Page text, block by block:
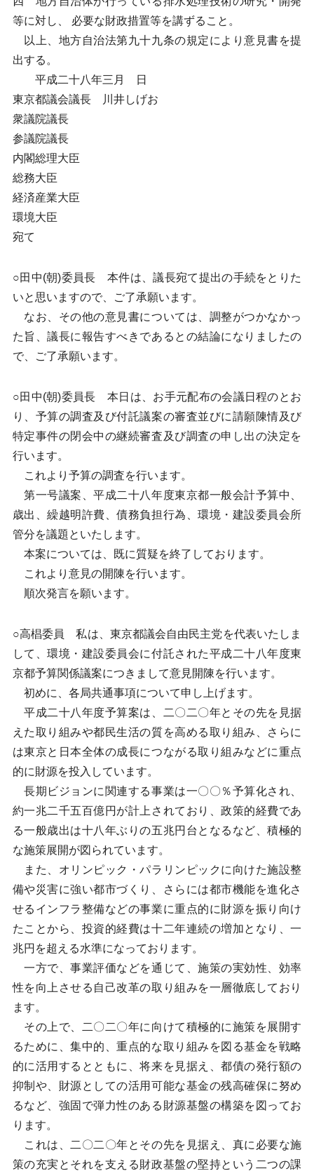
等に対し、 必要な財政措置等を講ずること。
以上、地方自治法第九十九条の規定により意見書を提
出する。
平成二十八年三月 日
東京都議会議長 川井しげお
衆議院議長
参議院議長
内閣総理大臣
総務大臣
経済産業大臣
環境大臣
宛て
○田中(朝)委員長 本件は、議長宛て提出の手続をとりた
いと思いますので、ご了承願います。
なお、その他の意見書については、調整がつかなかっ
た旨、議長に報告すべきであるとの結論になりましたの
で、ご了承願います。
○田中(朝)委員長 本日は、お手元配布の会議日程のとお
り、予算の調査及び付託議案の審査並びに請願陳情及び
特定事件の閉会中の継続審査及び調査の申し出の決定を
行います。
これより予算の調査を行います。
第一号議案、平成二十八年度東京都一般会計予算中、
歳出、繰越明許費、債務負担行為、環境・建設委員会所
管分を議題といたします。
本案については、既に質疑を終了しております。
これより意見の開陳を行います。
順次発言を願います。
○高椙委員 私は、東京都議会自由民主党を代表いたしま
して、環境・建設委員会に付託された平成二十八年度東
京都予算関係議案につきまして意見開陳を行います。
初めに、各局共通事項について申し上げます。
平成二十八年度予算案は、二〇二〇年とその先を見据
えた取り組みや都民生活の質を高める取り組み、さらに
は東京と日本全体の成長につながる取り組みなどに重点
的に財源を投入しています。
長期ビジョンに関連する事業は一〇〇％予算化され、
約一兆二千五百億円が計上されており、政策的経費であ
る一般歳出は十八年ぶりの五兆円台となるなど、積極的
な施策展開が図られています。
また、オリンピック・パラリンピックに向けた施設整
備や災害に強い都市づくり、さらには都市機能を進化さ
せるインフラ整備などの事業に重点的に財源を振り向け
たことから、投資的経費は十二年連続の増加となり、一
兆円を超える水準になっております。
一方で、事業評価などを通じて、施策の実効性、効率
性を向上させる自己改革の取り組みを一層徹底しており
ます。
その上で、二〇二〇年に向けて積極的に施策を展開す
るために、集中的、重点的な取り組みを図る基金を戦略
的に活用するとともに、将来を見据え、都債の発行額の
抑制や、財源としての活用可能な基金の残高確保に努め
るなど、強固で弾力性のある財源基盤の構築を図ってお
ります。
これは、二〇二〇年とその先を見据え、真に必要な施
策の充実とそれを支える財政基盤の堅持という二つの課